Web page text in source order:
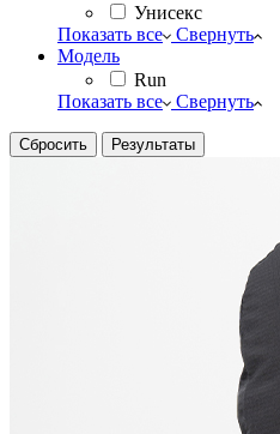
Унисекс
Показать все
Свернуть
Модель
Run
Показать все
Свернуть
Сбросить Результаты